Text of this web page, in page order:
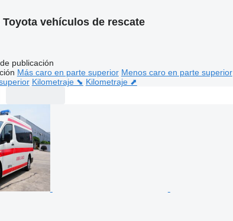
Toyota vehículos de rescate
publicación
Más caro en parte superior Menos caro en parte superior
Kilometraje ⬊ Kilometraje ⬈